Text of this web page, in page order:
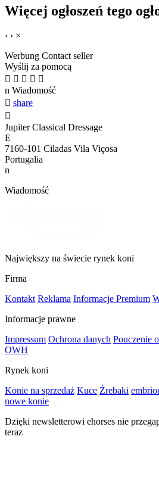
Więcej ogłoszeń tego
‹ › ×
Werbung Contact seller
Wyślij za pomocą
    
n Wiadomość
 share

Jupiter Classical Dressage
E
7160-101 Ciladas Vila Viçosa
Portugalia
n
Wiadomość
Największy na świecie rynek koni
Firma
Kontakt Reklama Informacje Premium
Informacje prawne
Impressum Ochrona danych Pouczenie
OWH
Rynek koni
Konie na sprzedaż Kuce Źrebaki
nowe konie
Dzięki newsletterowi ehorses nie
teraz